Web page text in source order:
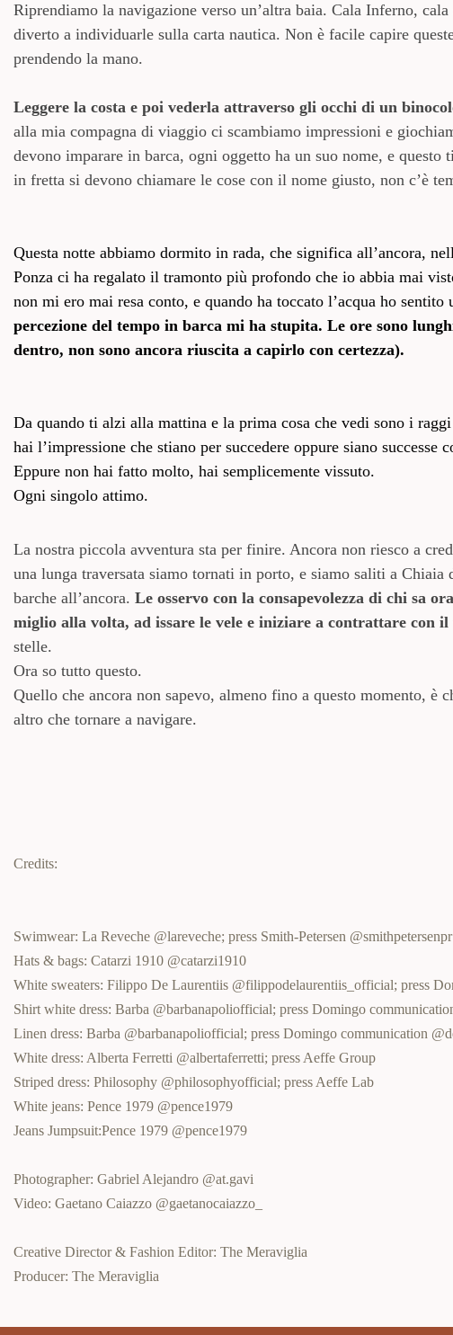
Riprendiamo la navigazione verso un’altra baia. Cala Inferno,
diverto a individuarle sulla carta nautica. Non è facile capire
prendendo la mano.
Leggere la costa e poi vederla attraverso gli occhi di un
alla mia compagna di viaggio ci scambiamo impressioni e
devono imparare in barca, ogni oggetto ha un suo nome, e
in fretta si devono chiamare le cose con il nome giusto, non c’è
Questa notte abbiamo dormito in rada, che significa all’ancora,
Ponza ci ha regalato il tramonto più profondo che io abbia mai
non mi ero mai resa conto, e quando ha toccato l’acqua ho
percezione del tempo in barca mi ha stupita. Le ore sono
dentro, non sono ancora riuscita a capirlo con certezza).
Da quando ti alzi alla mattina e la prima cosa che vedi sono i
hai l’impressione che stiano per succedere oppure siano successe
Eppure non hai fatto molto, hai semplicemente vissuto.
Ogni singolo attimo.
La nostra piccola avventura sta per finire. Ancora non riesco a
una lunga traversata siamo tornati in porto, e siamo saliti a
barche all’ancora. Le osservo con la consapevolezza di chi sa
miglio alla volta, ad issare le vele e iniziare a contrattare con il
stelle.
Ora so tutto questo.
Quello che ancora non sapevo, almeno fino a questo momento,
altro che tornare a navigare.
Credits:
Swimwear: La Reveche @lareveche; press Smith-Petersen @smithpetersenpr
Hats & bags: Catarzi 1910 @catarzi1910
White sweaters: Filippo De Laurentiis @filippodelaurentiis_official; press
Shirt white dress: Barba @barbanapoliofficial; press Domingo
Linen dress: Barba @barbanapoliofficial; press Domingo communication
White dress: Alberta Ferretti @albertaferretti; press Aeffe Group
Striped dress: Philosophy @philosophyofficial; press Aeffe Lab
White jeans: Pence 1979 @pence1979
Jeans Jumpsuit:Pence 1979 @pence1979
Photographer: Gabriel Alejandro @at.gavi
Video: Gaetano Caiazzo @gaetanocaiazzo_
Creative Director & Fashion Editor: The Meraviglia
Producer: The Meraviglia